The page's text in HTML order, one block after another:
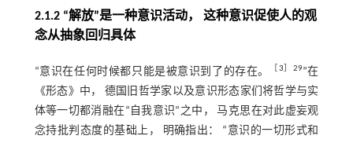
2.1.2 “解放”是一种意识活动， 这种意识促使人的观
念从抽象回归具体
“意识在任何时候都只能是被意识到了的存在。 3 ］29”在
《形态》中， 德国旧哲学家以及意识形态家们将哲学与实
体等一切都消融在“自我意识”之中， 马克思在对此虚妄观
念持批判态度的基础上， 明确指出： “意识的一切形式和